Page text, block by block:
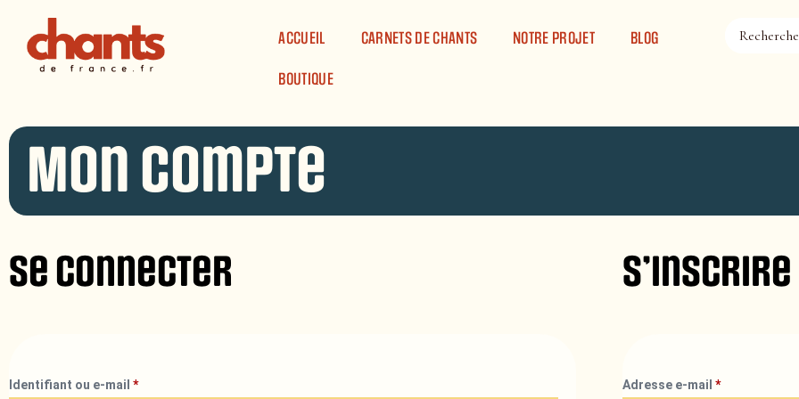
ACCUEIL
CARNETS DE CHANTS NOTRE PROJET BLOG
BOUTIQUE
Mon compte
Se connecter
Identifiant ou e-mail *
S’inscrire
Adresse e-mail*